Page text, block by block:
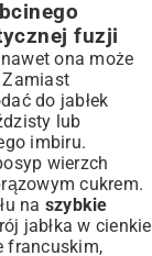
fuzji
ona może
do jabłek
lub
imbiru.
wierzch
cukrem.
na szybkie
jabłka w cienkie
francuskim,